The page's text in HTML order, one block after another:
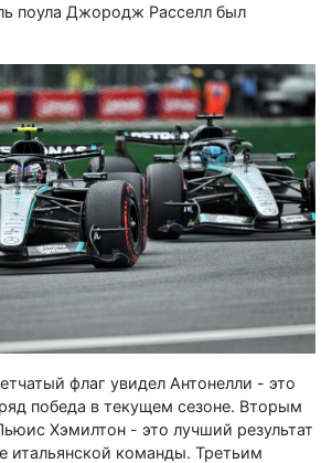
поула Джородж Расселл был
флаг увидел Антонелли - это
победа в текущем сезоне. Вторым
Хэмилтон - это лучший результат
итальянской команды. Третьим